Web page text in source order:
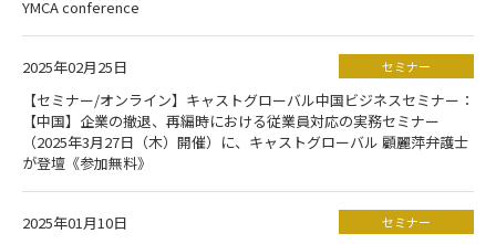
YMCA conference
2025年02月25日 セミナー
【セミナー/オンライン】キャストグローバル中国ビジネスセミナー：
【中国】企業の撤退、再編時における従業員対応の実務セミナー
（2025年3月27日（木）開催）に、キャストグローバル 顧麗萍弁護士
が登壇《参加無料》
2025年01月10日 セミナー